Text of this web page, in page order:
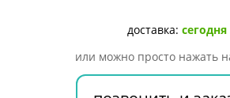
доставка: сегодня
или можно просто нажать